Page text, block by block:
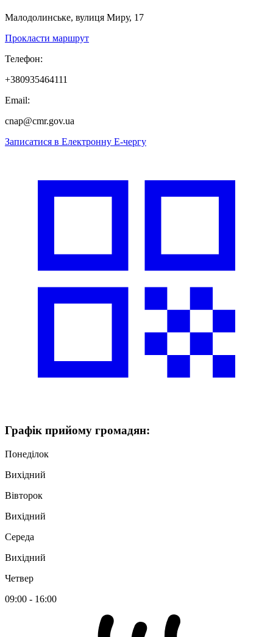
Малодолинське, вулиця Миру, 17
Прокласти маршрут
Телефон:
+380935464111
Email:
cnap@cmr.gov.ua
Записатися в Електронну Е-чергу
Графік прийому громадян:
Понеділок
Вихідний
Вівторок
Вихідний
Середа
Вихідний
Четвер
09:00 - 16:00